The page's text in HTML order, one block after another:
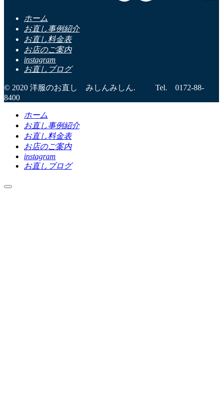
ホーム
お直し事例紹介
お直し料金表
お店のご案内
instagram
お直しブログ
© 2020 洋服のお直し みしんみしん. Tel. 0172-88-
8400
ホーム
お直し事例紹介
お直し料金表
お店のご案内
instagram
お直しブログ